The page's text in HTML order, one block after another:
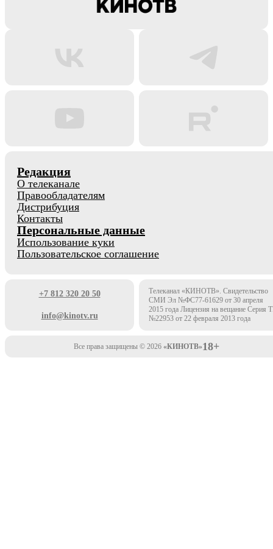
Редакция
О телеканале
Правообладателям
Дистрибуция
Контакты
Персональные данные
Использование куки
Пользовательское соглашение
+7 812 320 20 50
info@kinotv.ru
Телеканал «КИНОТВ». Свидетельство
СМИ Эл №ФС77-61629 от 30 апреля
2015 года Лицензия на вещание Серия
№22953 от 22 февраля 2013 года
Все права защищены © 2026 «КИНОТВ»18+